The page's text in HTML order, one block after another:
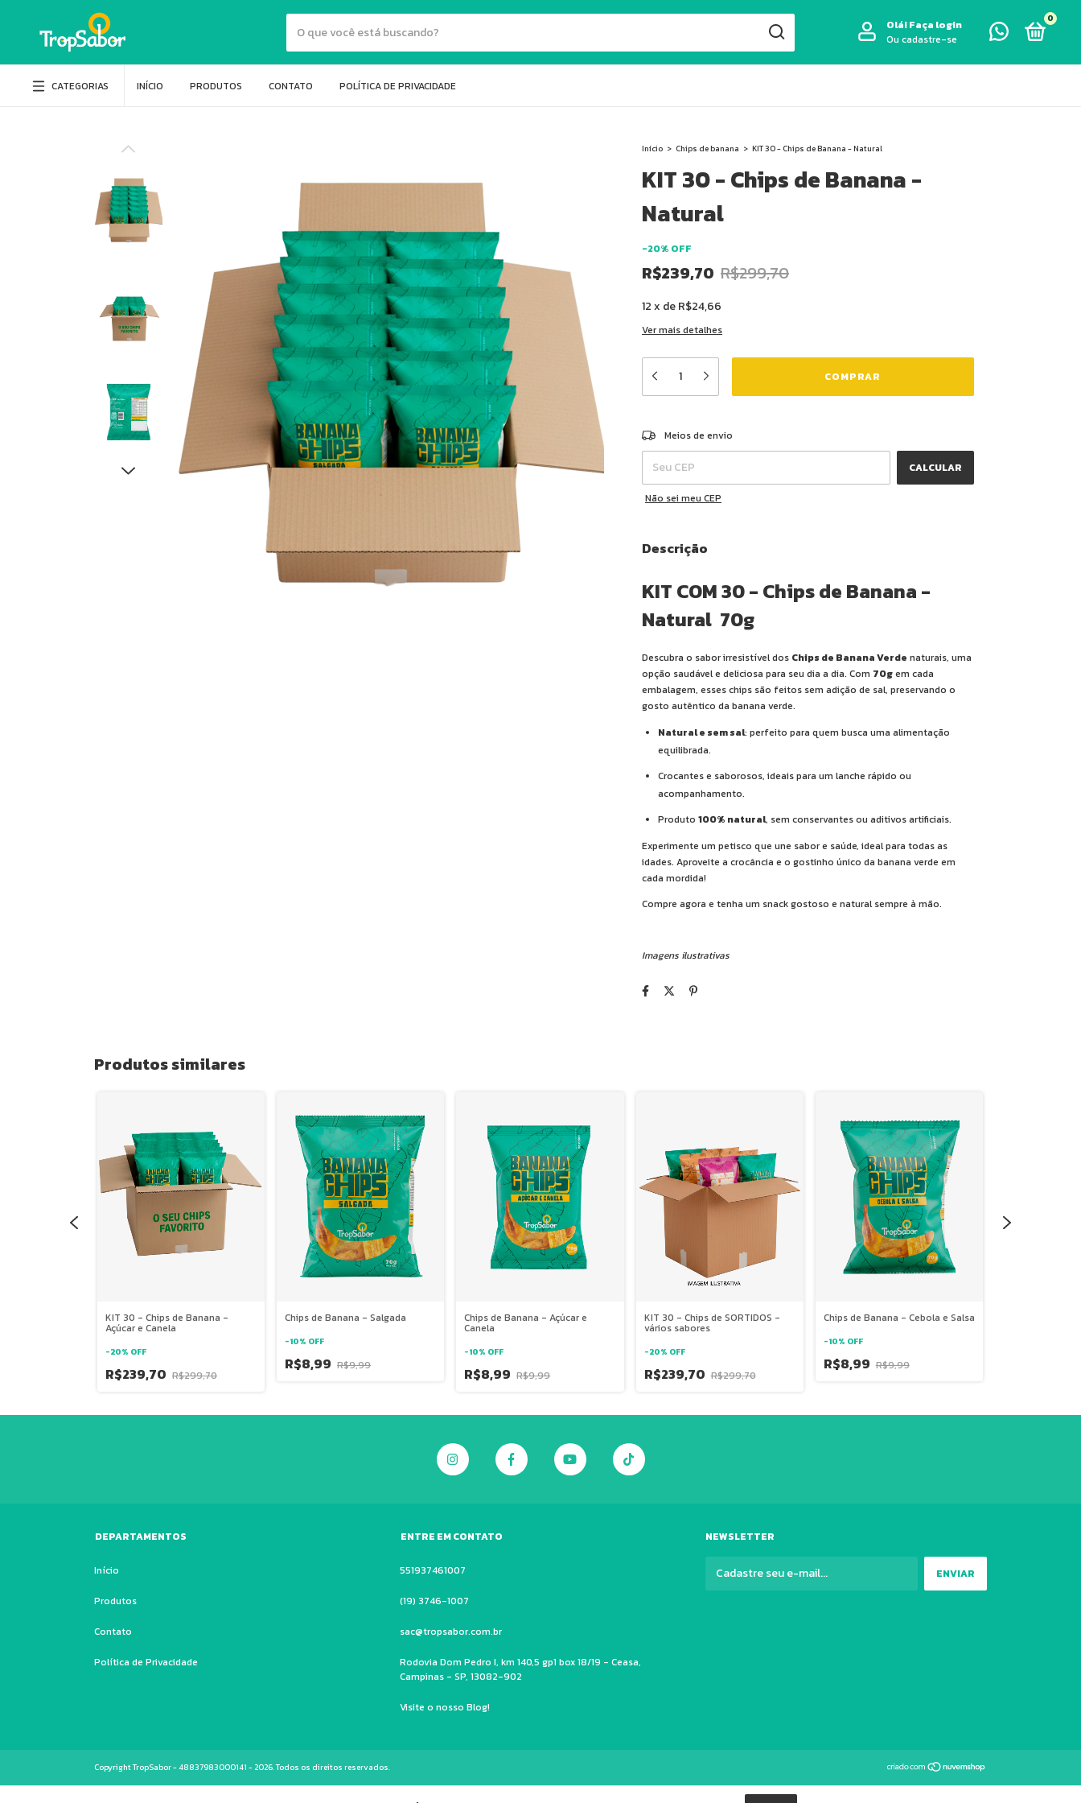
Olá!Faça login
Ou cadastre-se
0
CATEGORIAS INÍCIO PRODUTOS CONTATO POLÍTICA DE PRIVACIDADE
Início > Chips de banana > KIT 30 - Chips de Banana - Natural
KIT 30 - Chips de Banana -
Natural
-20% OFF
R$239,70 R$299,70
12x deR$24,66
Ver mais detalhes
Entregas para o CEP:
Meios de envio
CALCULAR
Não sei meu CEP
Descrição
KIT COM 30 - Chips de Banana -
Natural 70g
Descubra o sabor irresistível dos Chips de Banana Verde naturais, uma
opção saudável e deliciosa para seu dia a dia. Com 70gem cada
embalagem, esses chips são feitos sem adição de sal, preservando o
gosto autêntico da banana verde.
Natural e sem sal: perfeito para quem busca uma alimentação
equilibrada.
Crocantes e saborosos, ideais para um lanche rápido ou
acompanhamento.
Produto 100% natural, sem conservantes ou aditivos artificiais.
Experimente um petisco que une sabor e saúde, ideal para todas as
idades. Aproveite a crocância e o gostinho único da banana verde em
cada mordida!
Compre agora e tenha um snack gostoso e natural sempre à mão.
Imagens ilustrativas
Produtos similares
KIT 30 - Chips de Banana -
Açúcar e Canela
-20% OFF
R$239,70 R$299,70
Chips de Banana - Salgada
-10% OFF
R$8,99 R$9,99
Chips de Banana - Açúcar e
Canela
-10% OFF
R$8,99 R$9,99
KIT 30 - Chips de SORTIDOS -
vários sabores
-20% OFF
R$239,70 R$299,70
Chips de Banana - Cebola e Salsa
-10% OFF
R$8,99 R$9,99
DEPARTAMENTOS
Início
Produtos
Contato
Política de Privacidade
ENTRE EM CONTATO
551937461007
(19) 3746-1007
sac@tropsabor.com.br
Rodovia Dom Pedro I, km 140,5 gp1 box 18/19 - Ceasa,
Campinas - SP, 13082-902
Visite o nosso Blog!
NEWSLETTER
Copyright TropSabor - 48837983000141 - 2026. Todos os direitos reservados.